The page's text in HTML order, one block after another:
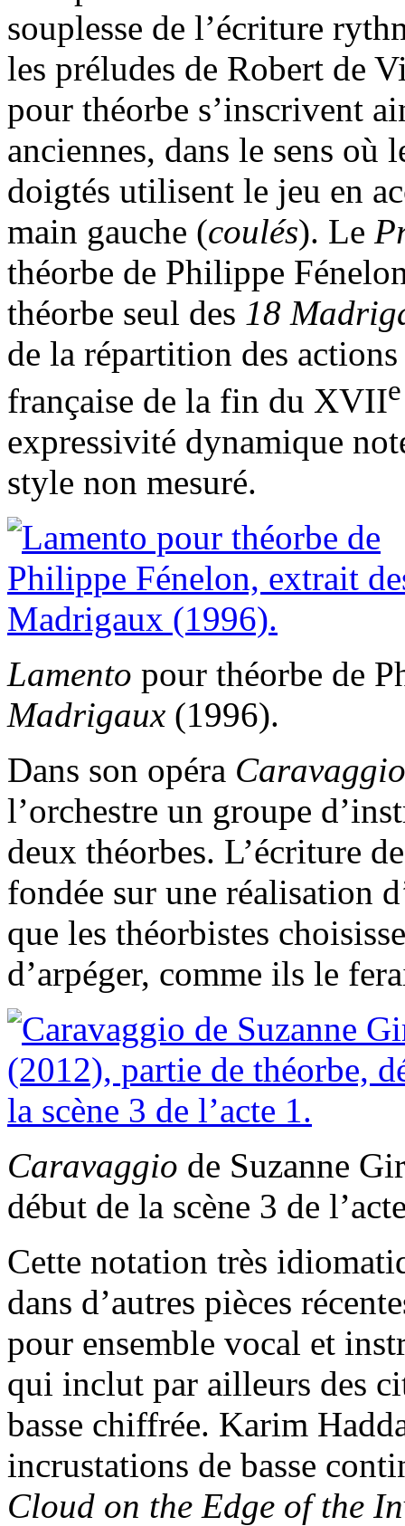
souplesse de l’écriture
les préludes de Robert de
pour théorbe s’inscrivent
anciennes, dans le sens où
doigtés utilisent le jeu en
main gauche (coulés). Le
théorbe de Philippe
théorbe seul des 18
de la répartition des
française de la fin du XVIIe
expressivité dynamique
style non mesuré.
Lamento pour théorbe de
Madrigaux (1996).
Dans son opéra Caravaggio
l’orchestre un groupe
deux théorbes. L’écriture
fondée sur une réalisation
que les théorbistes
d’arpéger, comme ils le
Caravaggio de Suzanne
début de la scène 3 de
Cette notation très
dans d’autres pièces
pour ensemble vocal et
qui inclut par ailleurs des
basse chiffrée. Karim
incrustations de basse
Cloud on the Edge of the